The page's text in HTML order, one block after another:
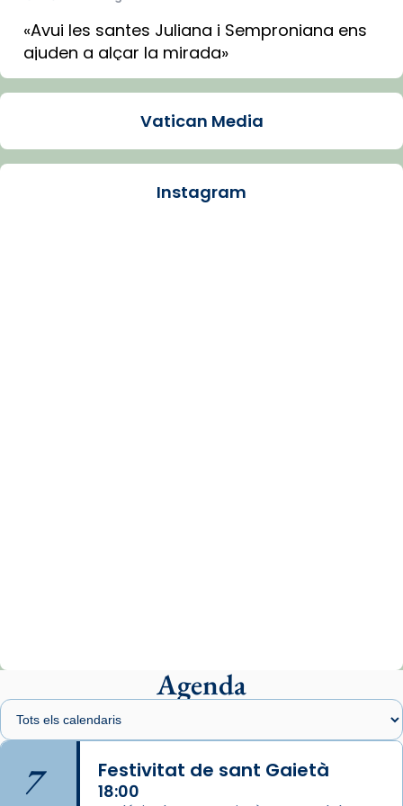
«Avui les santes Juliana i Semproniana ens
ajuden a alçar la mirada»
Mons. Sergi Gordo, bisbe de Tortosa, ha
Santes de Mataró.
🔗tinyurl.com/cvu5jmbk
Arquebisbat de Barcelona
1 week ago
Memòria de les santes Juliana i
Semproniana, verges i màrtirs.
Acompanyant la història de sant Cugat, a
Vatican Media
Instagram
Agenda
7 Festivitat de sant Gaietà
18:00